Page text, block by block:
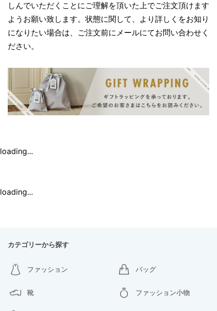
しんでいただくことにご理解を頂いた上でご注文頂けます
ようお願い致します。状態に関して、より詳しくをお知り
になりたい場合は、ご注文前にメールにてお問い合わせく
ださい。
loading...
loading...
カテゴリーから探す
ファッション バッグ
靴 ファッション小物